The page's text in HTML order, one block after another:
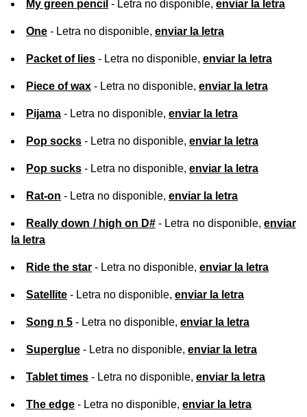
My green pencil - Letra no disponible, enviar la letra
One - Letra no disponible, enviar la letra
Packet of lies - Letra no disponible, enviar la letra
Piece of wax - Letra no disponible, enviar la letra
Pijama - Letra no disponible, enviar la letra
Pop socks - Letra no disponible, enviar la letra
Pop sucks - Letra no disponible, enviar la letra
Rat-on - Letra no disponible, enviar la letra
Really down / high on D# - Letra no disponible,enviar
la letra
Ride the star - Letra no disponible, enviar la letra
Satellite - Letra no disponible, enviar la letra
Song n 5 - Letra no disponible, enviar la letra
Superglue - Letra no disponible, enviar la letra
Tablet times - Letra no disponible, enviar la letra
The edge - Letra no disponible, enviar la letra